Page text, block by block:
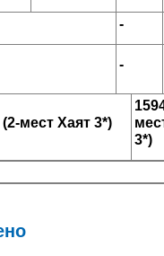
-
-
(2-мест Хаят 3*)
3*)